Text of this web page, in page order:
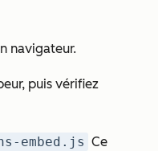
navigateur.
puis vérifiez
embed.js Ce